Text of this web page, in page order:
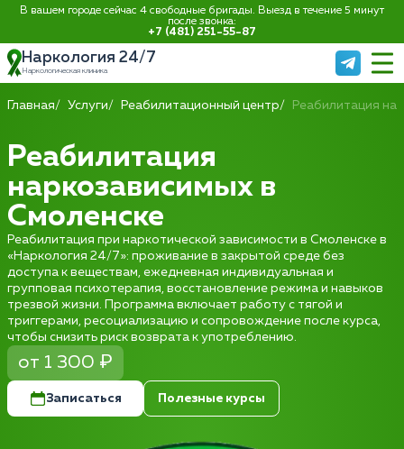
В вашем городе сейчас 4 свободные бригады. Выезд в течение 5 минут
после звонка:
+7 (481) 251-55-87
Наркология 24/7
Наркологическая клиника
Главная Услуги Реабилитационный центр Реабилитация
Реабилитация
наркозависимых в
Смоленске
Реабилитация при наркотической зависимости в Смоленске в
«Наркология 24/7»: проживание в закрытой среде без
доступа к веществам, ежедневная индивидуальная и
групповая психотерапия, восстановление режима и навыков
трезвой жизни. Программа включает работу с тягой и
триггерами, ресоциализацию и сопровождение после курса,
чтобы снизить риск возврата к употреблению.
от 1 300 ₽
Записаться Полезные курсы